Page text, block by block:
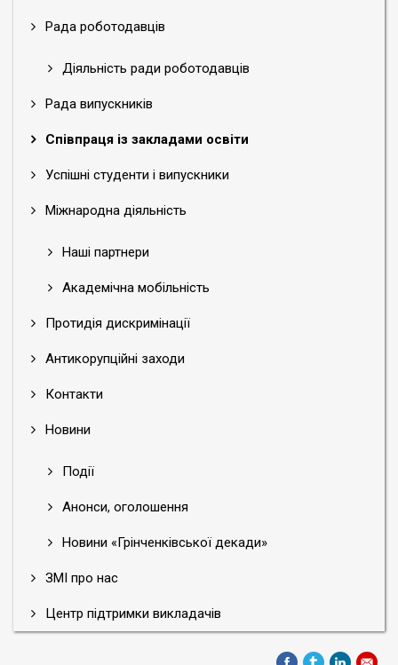
Рада роботодавців
Діяльність ради роботодавців
Рада випускників
Співпраця із закладами освіти
Успішні студенти і випускники
Міжнародна діяльність
Наші партнери
Академічна мобільність
Протидія дискримінації
Антикорупційні заходи
Контакти
Новини
Події
Анонси, оголошення
Новини «Грінченківської декади»
ЗМІ про нас
Центр підтримки викладачів